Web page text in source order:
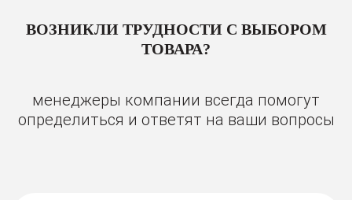
ВОЗНИКЛИ ТРУДНОСТИ С ВЫБОРОМ
ТОВАРА?
менеджеры компании всегда помогут
определиться и ответят на ваши вопросы